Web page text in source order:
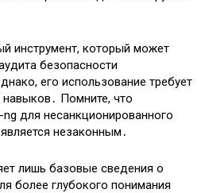
инструмент, который может
безопасности
его использование требует
Помните, что
для несанкционированного
незаконным․
лишь базовые сведения о
более глубокого понимания